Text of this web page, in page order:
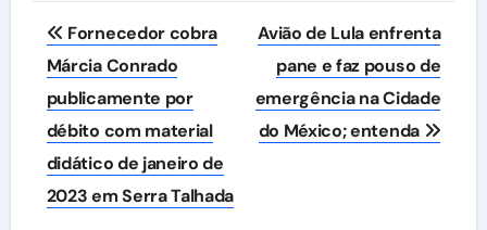
Navegação
de
Post
Fornecedor cobra
Márcia Conrado
publicamente por
débito com material
didático de janeiro de
2023 em Serra Talhada
Avião de Lula enfrenta
pane e faz pouso de
emergência na Cidade
do México; entenda